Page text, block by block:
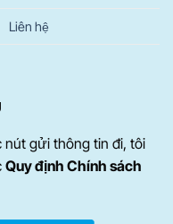
Liên hệ
nút gửi thông tin đi, tôi
Quy định Chính sách